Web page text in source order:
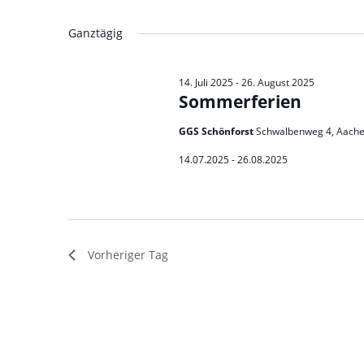
Schlüsselwort.
Ganztägig
Sommerferien
14. Juli 2025-26. August 2025
GGS SchönforstSchwalbenweg 4,
14.07.2025 - 26.08.2025
Vorheriger Tag